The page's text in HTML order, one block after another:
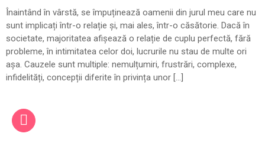
Înaintând în vârstă, se împuținează oamenii din jurul meu care nu
sunt implicați într-o relație și, mai ales, într-o căsătorie. Dacă în
societate, majoritatea afișează o relație de cuplu perfectă, fără
probleme, în intimitatea celor doi, lucrurile nu stau de multe ori
așa. Cauzele sunt multiple: nemulțumiri, frustrări, complexe,
infidelități, concepții diferite în privința unor […]